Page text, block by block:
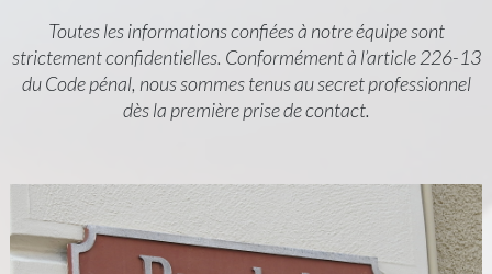
Toutes les informations confiées à notre équipe sont
strictement confidentielles. Conformément à l’article 226-13
du Code pénal, nous sommes tenus au secret professionnel
dès la première prise de contact.